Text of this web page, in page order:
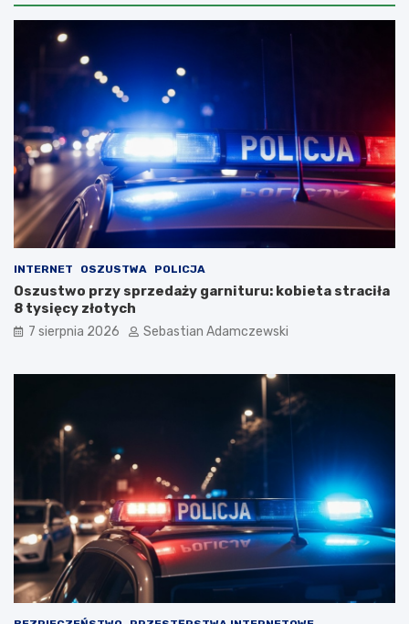
INTERNET OSZUSTWA POLICJA
Oszustwo przy sprzedaży garnituru: kobieta straciła
8 tysięcy złotych
7 sierpnia 2026 Sebastian Adamczewski